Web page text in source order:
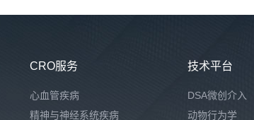
CRO服务
心血管疾病
精神与神经系统疾病
技术平台
DSA微创介入
动物行为学